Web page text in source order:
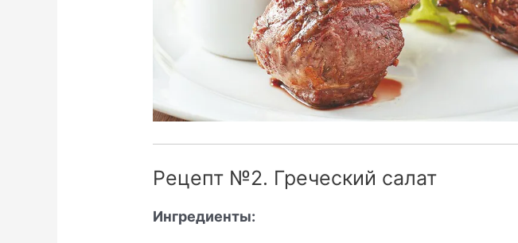
Рецепт №2. Греческий салат
Ингредиенты: